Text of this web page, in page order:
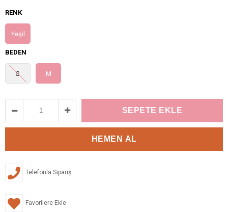
RENK
Yeşil
BEDEN
S M
Telefonla Sipariş
Favorilere Ekle